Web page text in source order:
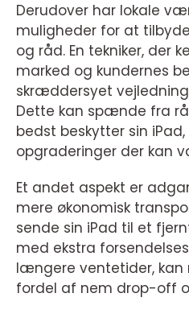
Derudover har lokale
muligheder for at
og råd. En tekniker, der
marked og kundernes
skræddersyet
Dette kan spænde fra
bedst beskytter sin iPad,
opgraderinger der kan
Et andet aspekt er
mere økonomisk
sende sin iPad til et
med ekstra
længere ventetider, kan
fordel af nem drop-off